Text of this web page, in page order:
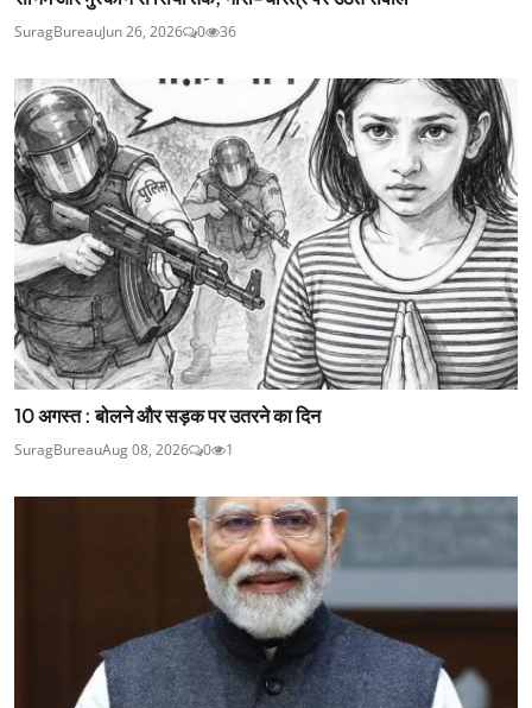
SuragBureauJun 26, 2026 0 36
10 अगस्त : बोलने और सड़क पर उतरने का दिन
SuragBureauAug 08, 2026 0 1